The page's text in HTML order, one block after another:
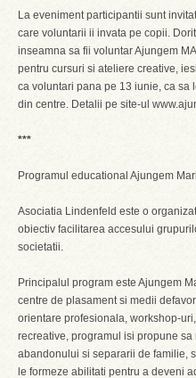
La eveniment participantii sunt
care voluntarii ii invata pe copii.
inseamna sa fii voluntar Ajungem
pentru cursuri si ateliere creative,
ca voluntari pana pe 13 iunie, ca sa
din centre. Detalii pe site-ul
***
Programul educational Ajungem
Asociatia Lindenfeld este o
obiectiv facilitarea accesului
societatii.
Principalul program este Ajungem
centre de plasament si medii
orientare profesionala, workshop-
recreative, programul isi propune
abandonului si separarii de familie,
le formeze abilitati pentru a deveni